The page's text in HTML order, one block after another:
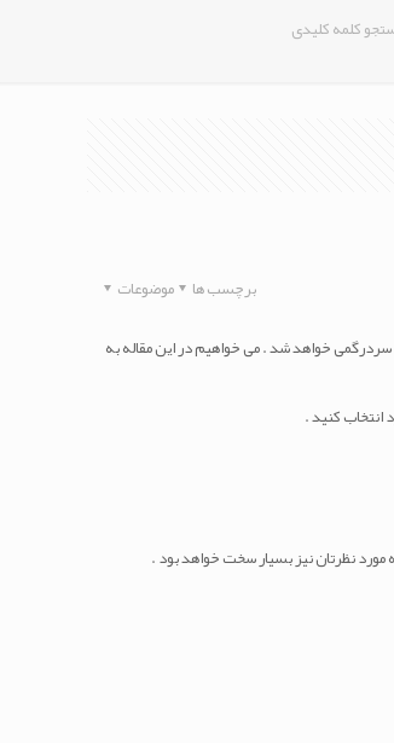
کلمه کلیدی
موضوعات
برچسب ها
خواهد شد . می خواهیم در این مقاله به
انتخاب کنید .
مورد نظرتان نیز بسیار سخت خواهد بود .